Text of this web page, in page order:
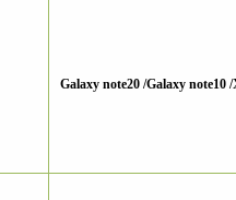
Galaxy note20 /Galaxy note10